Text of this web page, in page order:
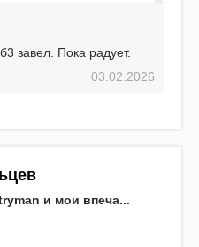
завел. Пока радует.
03.02.2026
и мои впеча...